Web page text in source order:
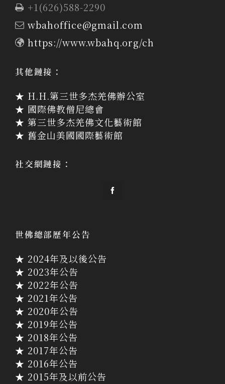
+1(626)588-2290
wbahoffice@gmail.com
https://www.wbahq.org/ch
其他鏈接：
★ H.H.第三世多杰羌佛辦公室
★ 國際佛教僧尼總會
★ 第三世多杰羌佛文化藝術館
★ 舊金山美國國際藝術館
社交網鏈接：
世佛總部歷年公告
★ 2024年及以後公告
★ 2023年公告
★ 2022年公告
★ 2021年公告
★ 2020年公告
★ 2019年公告
★ 2018年公告
★ 2017年公告
★ 2016年公告
★ 2015年及以前公告